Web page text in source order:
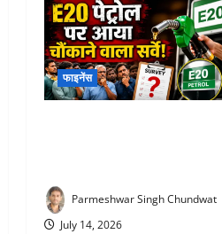
फाइनेंस
Parmeshwar Singh Chundwat
July 14, 2026